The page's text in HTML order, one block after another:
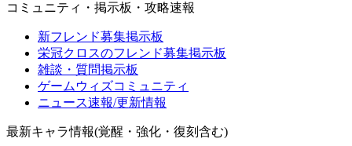
コミュニティ・掲示板・攻略速報
新フレンド募集掲示板
栄冠クロスのフレンド募集掲示板
雑談・質問掲示板
ゲームウィズコミュニティ
ニュース速報/更新情報
最新キャラ情報(覚醒・強化・復刻含む)